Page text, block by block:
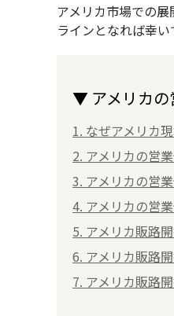
アメリカ市場での
ラインとなれば幸い
▼ アメリカの
1. なぜアメリカ
2. アメリカの営
3. アメリカの営
4. アメリカの営
5. アメリカ販路
6. アメリカ販路
7. アメリカ販路